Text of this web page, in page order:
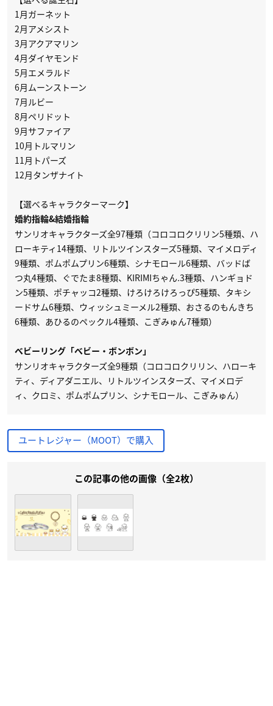
1月ガーネット
2月アメシスト
3月アクアマリン
4月ダイヤモンド
5月エメラルド
6月ムーンストーン
7月ルビー
8月ペリドット
9月サファイア
10月トルマリン
11月トパーズ
12月タンザナイト
【選べるキャラクターマーク】
婚約指輪&結婚指輪
サンリオキャラクターズ全97種類（コロコロクリリン5種類、ハ
ローキティ14種類、リトルツインスターズ5種類、マイメロディ
9種類、ポムポムプリン6種類、シナモロール6種類、バッドば
つ丸4種類、ぐでたま8種類、KIRIMIちゃん.3種類、ハンギョド
ン5種類、ポチャッコ2種類、けろけろけろっぴ5種類、タキシ
ードサム6種類、ウィッシュミーメル2種類、おさるのもんきち
6種類、あひるのペックル4種類、こぎみゅん7種類）
ベビーリング「ベビー・ボンボン」
サンリオキャラクターズ全9種類（コロコロクリリン、ハローキ
ティ、ディアダニエル、リトルツインスターズ、マイメロデ
ィ、クロミ、ポムポムプリン、シナモロール、こぎみゅん）
ユートレジャー（MOOT）で購入
この記事の他の画像（全2枚）